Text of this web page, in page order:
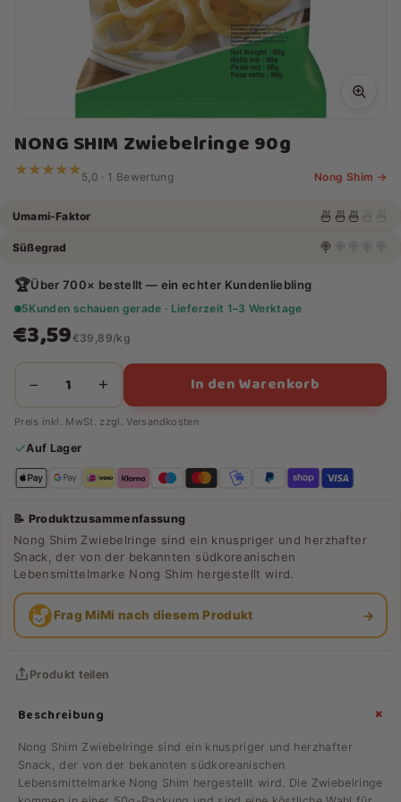
NONG SHIM Zwiebelringe 90g
★★★★★
★★★★★5,0 · 1 Bewertung Nong Shim →
Umami-Faktor 🍜 🍜 🍜 🍜 🍜
Süßegrad 🍭
🏆Über 700× bestellt — ein echter Kundenliebling
5Kunden schauen gerade · Lieferzeit 1–3 Werktage
€3,59€39,89/kg
− + In den Warenkorb
Preis inkl. MwSt. zzgl.Versandkosten
✓Auf Lager
📝 Produktzusammenfassung
Nong Shim Zwiebelringe sind ein knuspriger und herzhafter
Snack, der von der bekannten südkoreanischen
Lebensmittelmarke Nong Shim hergestellt wird.
Frag MiMi nach diesem Produkt →
Produkt teilen
Beschreibung +
Nong Shim Zwiebelringe sind ein knuspriger und herzhafter
Snack, der von der bekannten südkoreanischen
Lebensmittelmarke Nong Shim hergestellt wird. Die Zwiebelringe